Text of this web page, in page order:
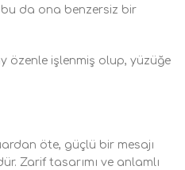
da ona benzersiz bir
özenle işlenmiş olup, yüzüğe
öte, güçlü bir mesajı
Zarif tasarımı ve anlamlı